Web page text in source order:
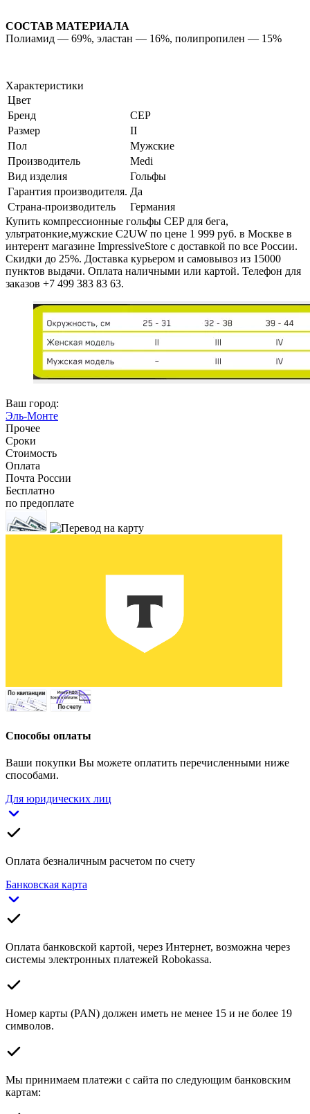
СОСТАВ МАТЕРИАЛА
Полиамид — 69%, эластан — 16%, полипропилен — 15%
Характеристики
Цвет
Бренд
CEP
Размер
II
Пол
Мужские
Производитель
Medi
Вид изделия
Гольфы
Гарантия производителя. Да
Страна-производитель
Германия
Купить компрессионные гольфы CEP для бега,
ультратонкие,мужские C2UW по цене 1 999 руб. в Москве в
интерент магазине ImpressiveStore с доставкой по все России.
Скидки до 25%. Доставка курьером и самовывоз из 15000
пунктов выдачи. Оплата наличными или картой. Телефон для
заказов +7 499 383 83 63.
Ваш город:
Эль-Монте
Прочее
Сроки
Стоимость
Оплата
Почта России
Бесплатно
по предоплате
Способы оплаты
Ваши покупки Вы можете оплатить перечисленными ниже
способами.
Для юридических лиц
Оплата безналичным расчетом по счету
Банковская карта
Оплата банковской картой, через Интернет, возможна через
системы электронных платежей Robokassa.
Номер карты (PAN) должен иметь не менее 15 и не более 19
символов.
Мы принимаем платежи с сайта по следующим банковским
картам: